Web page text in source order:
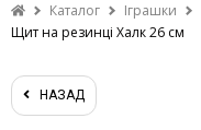
Каталог Іграшки
Щит на резинці Халк 26 см
НАЗАД